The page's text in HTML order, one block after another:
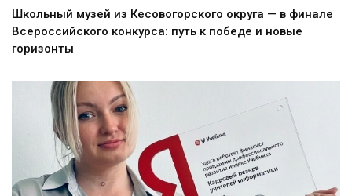
Школьный музей из Кесовогорского округа — в финале
Всероссийского конкурса: путь к победе и новые
горизонты